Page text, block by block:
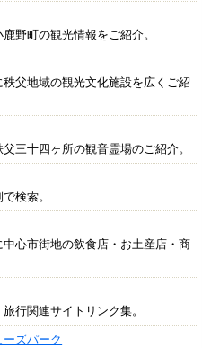
野町の観光情報をご紹介。
父地域の観光文化施設を広くご紹
三十四ヶ所の観音霊場のご紹介。
検索。
心市街地の飲食店・お土産店・商
行関連サイトリンク集。
ズパーク